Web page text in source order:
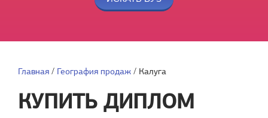
Главная / География продаж / Калуга
КУПИТЬ ДИПЛОМ